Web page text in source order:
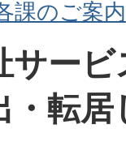
課のご案内
サー
・転居